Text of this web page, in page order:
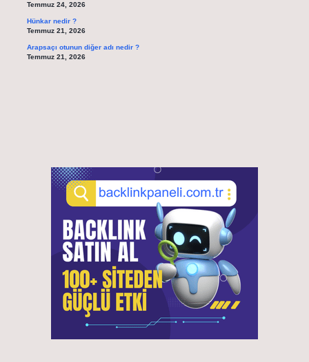
Temmuz 24, 2026
Hünkar nedir ?
Temmuz 21, 2026
Arapsaçı otunun diğer adı nedir ?
Temmuz 21, 2026